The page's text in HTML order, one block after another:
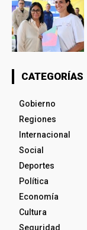
CATEGORÍAS
Gobierno
Regiones
Internacional
Social
Deportes
Política
Economía
Cultura
Seguridad